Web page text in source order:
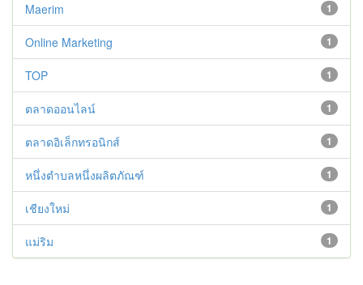
1
Maerim
1
Online Marketing
1
TOP
1
ตลาดออนไลน์
1
ตลาดอิเล็กทรอนิกส์
1
หนึ่งตำบลหนึ่งผลิตภัณฑ์
1
เชียงใหม่
1
แม่ริม